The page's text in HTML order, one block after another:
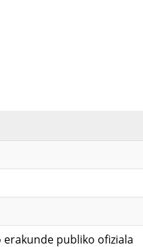
publiko ofiziala